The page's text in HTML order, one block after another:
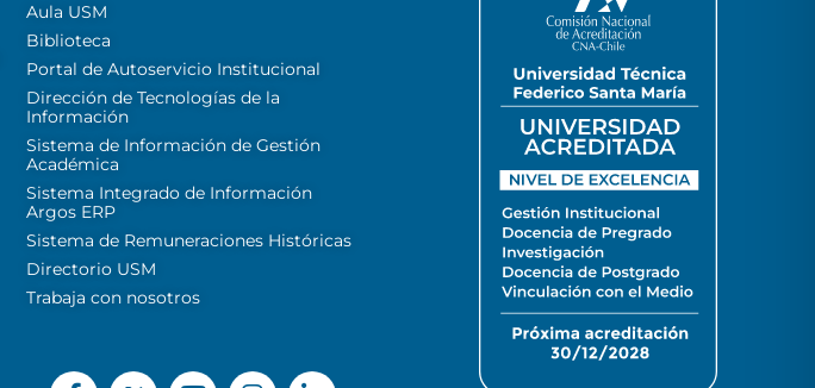
Aula USM
Biblioteca
Portal de Autoservicio Institucional
Dirección de Tecnologías de la
Información
Sistema de Información de Gestión
Académica
Sistema Integrado de Información
Argos ERP
Sistema de Remuneraciones Históricas
Directorio USM
Trabaja con nosotros